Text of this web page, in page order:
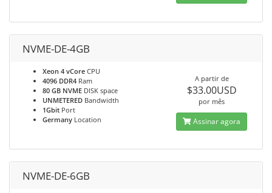
NVME-DE-4GB
Xeon 4 vCore CPU
4096 DDR4 Ram
80 GB NVME DISK space
UNMETERED Bandwidth
1Gbit Port
Germany Location
A partir de
$33.00USD
por mês
Assinar agora
NVME-DE-6GB